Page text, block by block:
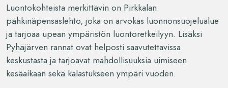
Luontokohteista merkittävin on Pirkkalan
pähkinäpensaslehto, joka on arvokas luonnonsuojelualue
ja tarjoaa upean ympäristön luontoretkeilyyn. Lisäksi
Pyhäjärven rannat ovat helposti saavutettavissa
keskustasta ja tarjoavat mahdollisuuksia uimiseen
kesäaikaan sekä kalastukseen ympäri vuoden.